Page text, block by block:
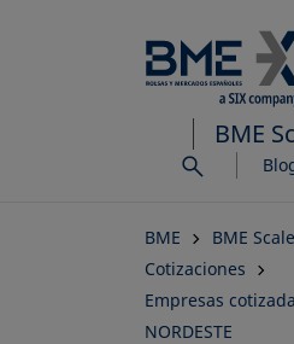
al
BME
BME
BME
Cotizaciones
Empresas
NORDESTE